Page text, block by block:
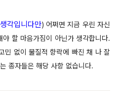
각입니다만) 어쩌면 지금 우린 자신
할 마음가짐이 아닌가 생각합니다.
민 없이 물질적 향락에 빠진 채 나 잘
종자들은 해당 사항 없습니다.